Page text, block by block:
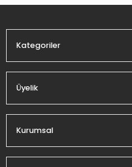
Kategoriler
Üyelik
Kurumsal